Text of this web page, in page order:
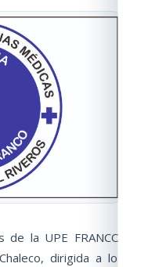
la UPE FRANCO,
dirigida a los